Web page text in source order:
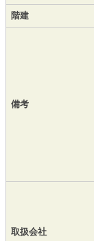
階建
備考
取扱会社